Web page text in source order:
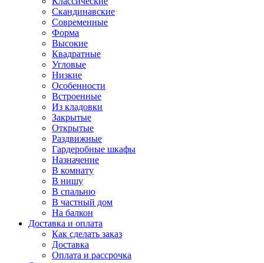
Скандинавские
Современные
Форма
Высокие
Квадратные
Угловые
Низкие
Особенности
Встроенные
Из кладовки
Закрытые
Открытые
Раздвижные
Гардеробные шкафы
Назначение
В комнату
В нишу
В спальню
В частный дом
На балкон
Доставка и оплата
Как сделать заказ
Доставка
Оплата и рассрочка